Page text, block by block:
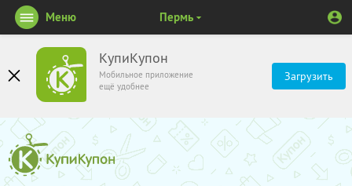
КупиКупон
Мобильное приложение
ещё удобнее
Загрузить
Меню Пермь